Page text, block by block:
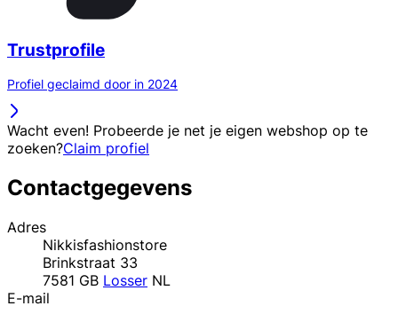
Trustprofile
Profiel geclaimd door in 2024
Wacht even! Probeerde je net je eigen webshop op te
zoeken?Claim profiel
Contactgegevens
Adres
Nikkisfashionstore
Brinkstraat 33
7581 GB Losser NL
E-mail